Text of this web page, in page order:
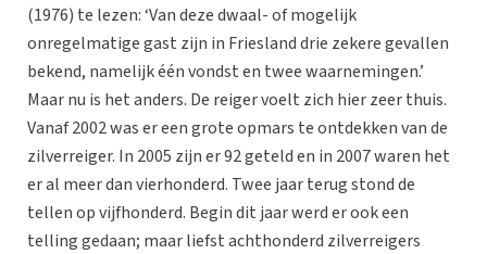
(1976) te lezen: ‘Van deze dwaal- of mogelijk
onregelmatige gast zijn in Friesland drie zekere gevallen
bekend, namelijk één vondst en twee waarnemingen.’
Maar nu is het anders. De reiger voelt zich hier zeer thuis.
Vanaf 2002 was er een grote opmars te ontdekken van de
zilverreiger. In 2005 zijn er 92 geteld en in 2007 waren het
er al meer dan vierhonderd. Twee jaar terug stond de
tellen op vijfhonderd. Begin dit jaar werd er ook een
telling gedaan; maar liefst achthonderd zilverreigers